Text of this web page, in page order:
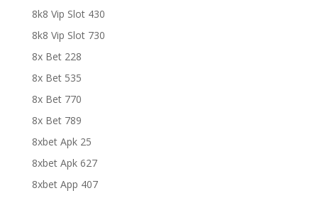
8k8 Vip Slot 430
8k8 Vip Slot 730
8x Bet 228
8x Bet 535
8x Bet 770
8x Bet 789
8xbet Apk 25
8xbet Apk 627
8xbet App 407